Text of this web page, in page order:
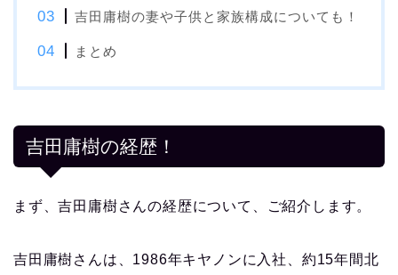
吉田庸樹の妻や子供と家族構成についても！
まとめ
吉田庸樹の経歴！
まず、吉田庸樹さんの経歴について、ご紹介します。
吉田庸樹さんは、1986年キヤノンに入社、約15年間北